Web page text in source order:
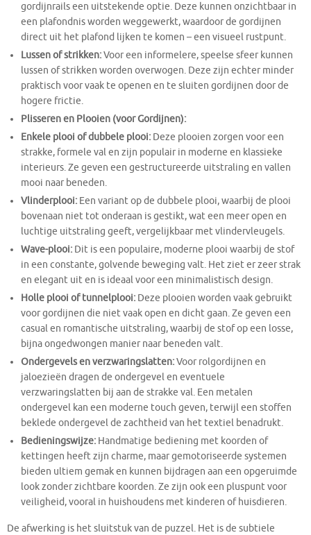
gordijnrails een uitstekende optie. Deze kunnen onzichtbaar in
een plafondnis worden weggewerkt, waardoor de gordijnen
direct uit het plafond lijken te komen – een visueel rustpunt.
Lussen of strikken:Voor een informelere, speelse sfeer kunnen
lussen of strikken worden overwogen. Deze zijn echter minder
praktisch voor vaak te openen en te sluiten gordijnen door de
hogere frictie.
Plisseren en Plooien (voor Gordijnen):
Enkele plooi of dubbele plooi: Deze plooien zorgen voor een
strakke, formele val en zijn populair in moderne en klassieke
interieurs. Ze geven een gestructureerde uitstraling en vallen
mooi naar beneden.
Vlinderplooi: Een variant op de dubbele plooi, waarbij de plooi
bovenaan niet tot onderaan is gestikt, wat een meer open en
luchtige uitstraling geeft, vergelijkbaar met vlindervleugels.
Wave-plooi: Dit is een populaire, moderne plooi waarbij de stof
in een constante, golvende beweging valt. Het ziet er zeer strak
en elegant uit en is ideaal voor een minimalistisch design.
Holle plooi of tunnelplooi: Deze plooien worden vaak gebruikt
voor gordijnen die niet vaak open en dicht gaan. Ze geven een
casual en romantische uitstraling, waarbij de stof op een losse,
bijna ongedwongen manier naar beneden valt.
Ondergevels en verzwaringslatten:Voor rolgordijnen en
jaloezieën dragen de ondergevel en eventuele
verzwaringslatten bij aan de strakke val. Een metalen
ondergevel kan een moderne touch geven, terwijl een stoffen
beklede ondergevel de zachtheid van het textiel benadrukt.
Bedieningswijze: Handmatige bediening met koorden of
kettingen heeft zijn charme, maar gemotoriseerde systemen
bieden ultiem gemak en kunnen bijdragen aan een opgeruimde
look zonder zichtbare koorden. Ze zijn ook een pluspunt voor
veiligheid, vooral in huishoudens met kinderen of huisdieren.
De afwerking is het sluitstuk van de puzzel. Het is de subtiele